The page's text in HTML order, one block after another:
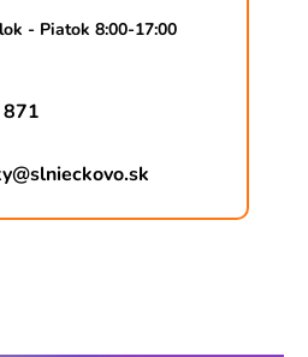
- Piatok 8:00-17:00
@slnieckovo.sk